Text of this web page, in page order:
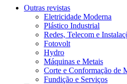
Outras revistas
Eletricidade Moderna
Plástico Industrial
Redes, Telecom e
Fotovolt
Hydro
Máquinas e Metais
Corte e Conformação de
Fundição e Serviços